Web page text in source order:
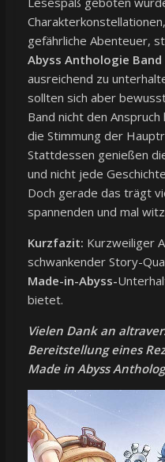
gefährliche Abenteuer,
Abyss Anthologie Band
ausreichend zu
sollten sich aber
Band nicht den
die Stimmung der
Stattdessen genießen
und nicht jede
Doch gerade das trägt
spannenden und mal
Kurzfazit: Kurzweiliger
schwankender Story-
Made-in-Abyss-
bietet.
Vielen Dank an
Bereitstellung eines
Made in Abyss